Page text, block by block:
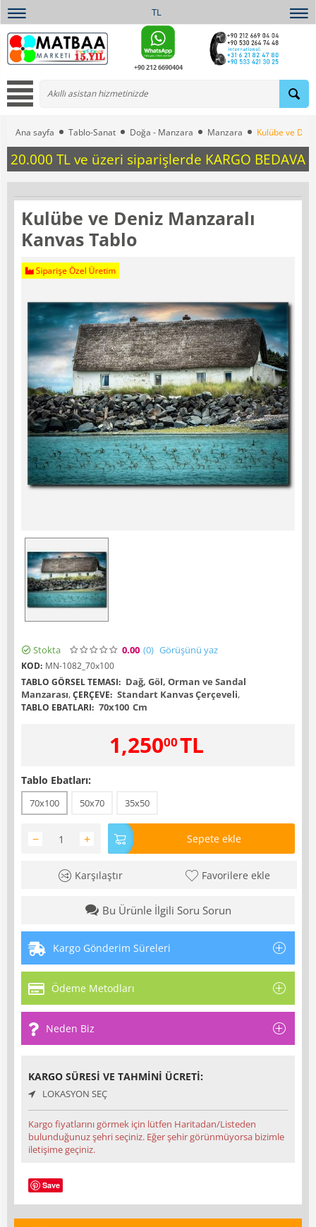
TL
+90 212 6690404
Ana sayfa Tablo-Sanat Doğa - Manzara Manzara Kulübe ve
20.000 TL ve üzeri siparişlerde KARGO BEDAVA
Kulübe ve Deniz Manzaralı
Kanvas Tablo
Siparişe Özel Üretim
Stokta 0.00 (0) Görüşünü yaz
KOD: MN-1082_70x100
TABLO GÖRSEL TEMASI: Dağ, Göl, Orman ve Sandal
Manzarası,ÇERÇEVE: Standart Kanvas Çerçeveli,
TABLO EBATLARI: 70x100 Cm
1,25000TL
Tablo Ebatları:
70x100 50x70 35x50
+
− Sepete ekle
Karşılaştır Favorilere ekle
Bu Ürünle İlgili Soru Sorun
Kargo Gönderim Süreleri
Ödeme Metodları
Neden Biz
KARGO SÜRESI VE TAHMINI ÜCRETI:
LOKASYON SEÇ
Kargo fiyatlarını görmek için lütfen Haritadan/Listeden
bulunduğunuz şehri seçiniz. Eğer şehir görünmüyorsa bizimle
iletişime geçiniz.
Save